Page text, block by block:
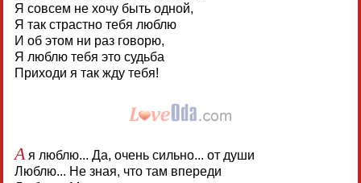
Я совсем не хочу быть одной,
Я так страстно тебя люблю
И об этом ни раз говорю,
Я люблю тебя это судьба
Приходи я так жду тебя!
А я люблю... Да, очень сильно... от души
Люблю... Не зная, что там впереди